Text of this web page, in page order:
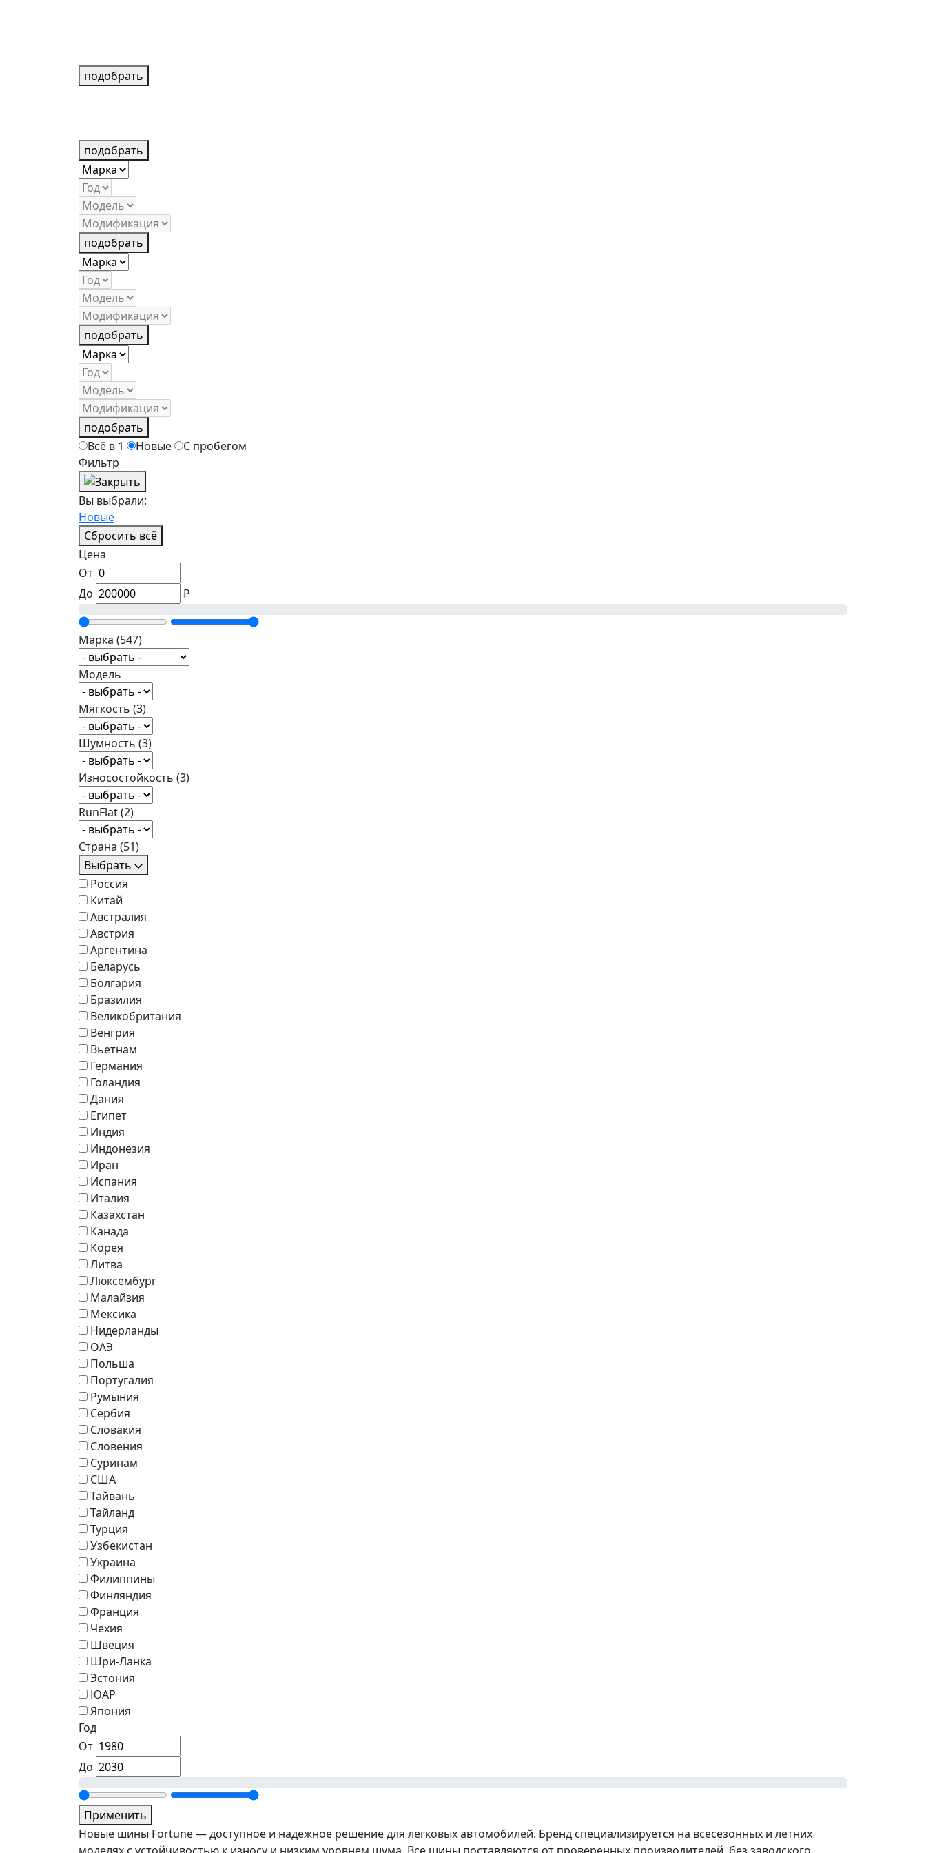
подобрать
подобрать
подобрать
подобрать
подобрать
Всё в 1
Новые
С пробегом
Фильтр
Вы выбрали:
Новые
Сбросить всё
Цена
От
До
₽
Марка (547)
Модель
Мягкость (3)
Шумность (3)
Износостойкость (3)
RunFlat(2)
Страна (51)
Выбрать
Россия
Китай
Австралия
Австрия
Аргентина
Беларусь
Болгария
Бразилия
Великобритания
Венгрия
Вьетнам
Германия
Голандия
Дания
Египет
Индия
Индонезия
Иран
Испания
Италия
Казахстан
Канада
Корея
Литва
Люксембург
Малайзия
Мексика
Нидерланды
ОАЭ
Польша
Португалия
Румыния
Сербия
Словакия
Словения
Суринам
США
Тайвань
Тайланд
Турция
Узбекистан
Украина
Филиппины
Финляндия
Франция
Чехия
Швеция
Шри-Ланка
Эстония
ЮАР
Япония
Год
От
До
Применить
Новые шины Fortune — доступное и надёжное решение для легковых автомобилей. Бренд специализируется на всесезонных и летних